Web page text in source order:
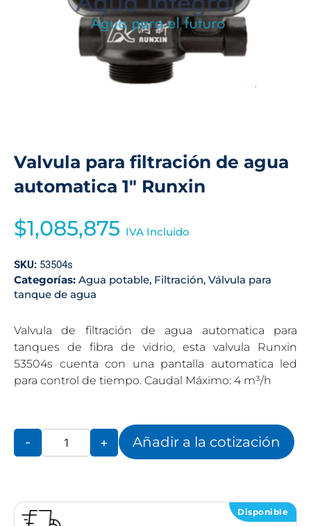
Valvula para filtración de agua
automatica 1″ Runxin
$1,085,875 IVA Incluido
SKU: 53504s
Categorías: Agua potable, Filtración, Válvula para
tanque de agua
Valvula de filtración de agua automatica para
tanques de fibra de vidrio, esta valvula Runxin
53504s cuenta con una pantalla automatica led
para control de tiempo. Caudal Máximo: 4 m³/h
- + Añadir a la cotización
Disponible